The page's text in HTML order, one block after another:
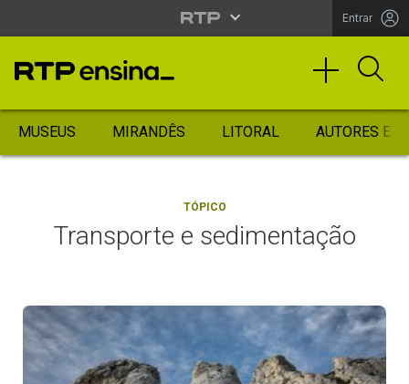
Entrar
MUSEUS MIRANDÊS LITORAL AUTORES
TÓPICO
Transporte e sedimentação